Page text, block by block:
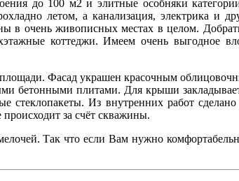
до 100 м2 и элитные особняки
летом, а канализация, электрика и
очень живописных местах в целом.
коттеджи. Имеем очень выгодное
Фасад украшен красочным
бетонными плитами. Для крыши
стеклопакеты. Из внутренних работ
за счёт скважины.
Так что если Вам нужно